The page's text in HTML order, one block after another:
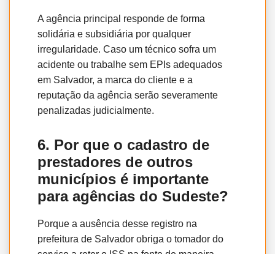
A agência principal responde de forma
solidária e subsidiária por qualquer
irregularidade. Caso um técnico sofra um
acidente ou trabalhe sem EPIs adequados
em Salvador, a marca do cliente e a
reputação da agência serão severamente
penalizadas judicialmente.
6. Por que o cadastro de
prestadores de outros
municípios é importante
para agências do Sudeste?
Porque a ausência desse registro na
prefeitura de Salvador obriga o tomador do